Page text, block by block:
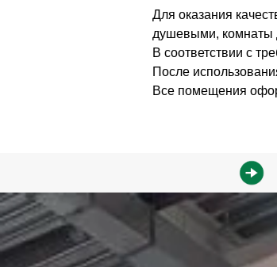
Для оказания
душевыми, комнаты
В соответствии с
После
Все помещения